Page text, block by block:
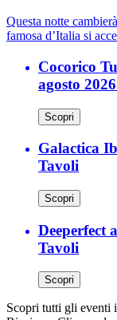
Questa notte
famosa d’Italia si
Cocorico
agosto
Scopri
Galactica
Tavoli
Scopri
Deeperfect
Tavoli
Scopri
Scopri tutti gli eventi